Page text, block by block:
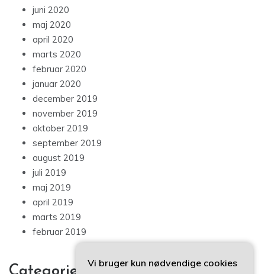
juni 2020
maj 2020
april 2020
marts 2020
februar 2020
januar 2020
december 2019
november 2019
oktober 2019
september 2019
august 2019
juli 2019
maj 2019
april 2019
marts 2019
februar 2019
Vi bruger kun nødvendige cookies